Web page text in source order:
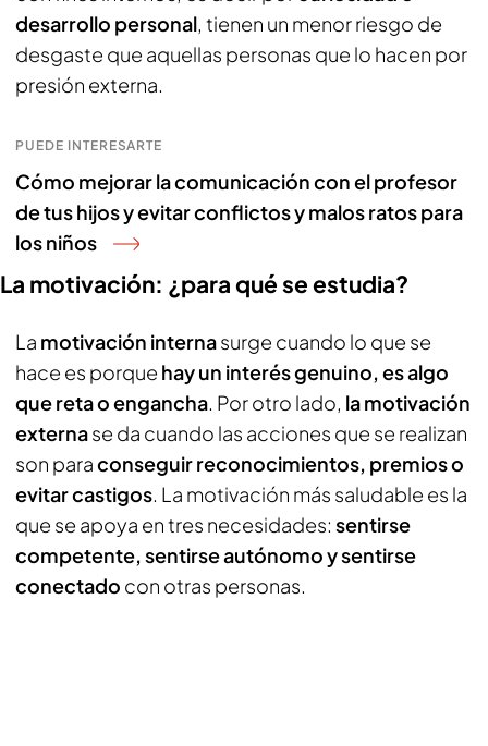
desarrollo personal, tienen un menor riesgo de
desgaste que aquellas personas que lo hacen por
presión externa.
PUEDE INTERESARTE
Cómo mejorar la comunicación con el profesor
de tus hijos y evitar conflictos y malos ratos para
los niños
La motivación: ¿para qué se estudia?
La motivación internasurge cuando lo que se
hace es porque hay un interés genuino, es algo
que reta o engancha. Por otro lado, la motivación
externase da cuando las acciones que se realizan
son paraconseguir reconocimientos, premios o
evitar castigos. La motivación más saludable es la
que se apoya en tres necesidades: sentirse
competente, sentirse autónomo y sentirse
conectado con otras personas.